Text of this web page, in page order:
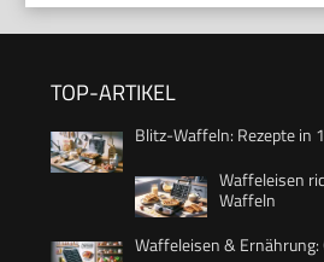
TOP-ARTIKEL
Blitz-Waffeln: Rezepte in
Waffeleisen
Waffeln
Waffeleisen & Ernährung: